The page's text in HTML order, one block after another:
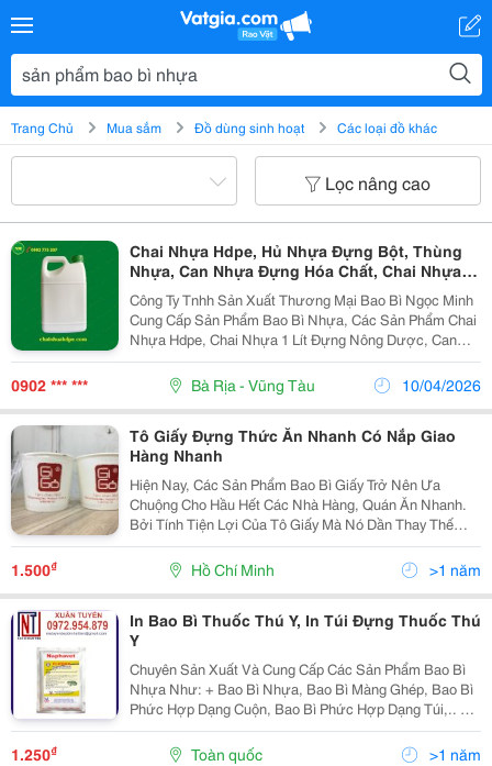
Trang Chủ Mua sắm Đồ dùng sinh hoạt Các loại đồ khác
Lọc nâng cao
Chai Nhựa Hdpe, Hủ Nhựa Đựng Bột, Thùng
Nhựa, Can Nhựa Đựng Hóa Chất, Chai Nhựa 1
Lít Đựng Nông Dược, Bao Bì Nhựa, Nhựa
Hdpe.
Công Ty Tnhh Sản Xuất Thương Mại Bao Bì Ngọc Minh
Cung Cấp Sản Phẩm Bao Bì Nhựa, Các Sản Phẩm Chai
Nhựa Hdpe, Chai Nhựa 1 Lít Đựng Nông Dược, Can
Nhựa Đựng Hóa Chất, Chai Nhựa, Can Nhựa, Hủ Nhựa
Đựng Nông Dược, Chất Lỏng. Hủ Nhựa Dùng Được
Trong...
0902 *** *** Bà Rịa - Vũng Tàu 10/04/2026
Tô Giấy Đựng Thức Ăn Nhanh Có Nắp Giao
Hàng Nhanh
Hiện Nay, Các Sản Phẩm Bao Bì Giấy Trở Nên Ưa
Chuộng Cho Hầu Hết Các Nhà Hàng, Quán Ăn Nhanh.
Bởi Tính Tiện Lợi Của Tô Giấy Mà Nó Dần Thay Thế
Các Sản Phẩm Bao Bì Nhựa Khác. Giúp Chúng Ta Giảm
Thiểu Chất Thải Nhựa Ra Môi Trường Sống. Đồng Thời
Nâng...
1.500₫ Hồ Chí Minh >1 năm
In Bao Bì Thuốc Thú Y, In Túi Đựng Thuốc Thú
Y
Chuyên Sản Xuất Và Cung Cấp Các Sản Phẩm Bao Bì
Nhựa Như: + Bao Bì Nhựa, Bao Bì Màng Ghép, Bao Bì
Phức Hợp Dạng Cuộn, Bao Bì Phức Hợp Dạng Túi,.. +
Túi Nilon: Túi Hd, Túi Hdpe In, Túi Hdpe Màu, Túi Nilon,
Túi Pp, Túi Pp/Pe,.. Dây Chuyền Sản Xuất...
1.250₫ Toàn quốc >1 năm